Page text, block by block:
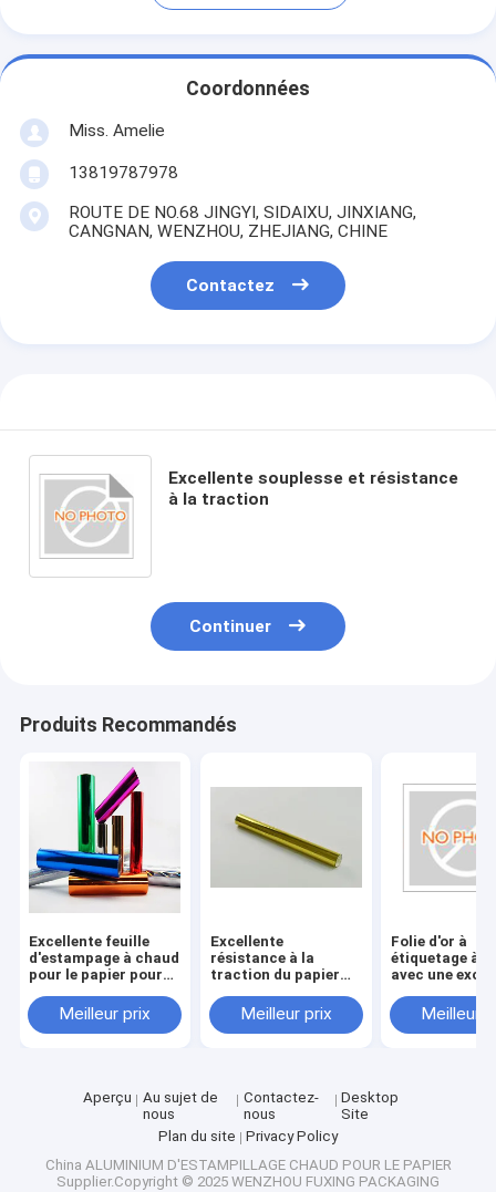
Coordonnées
Miss. Amelie
13819787978
ROUTE DE NO.68 JINGYI, SIDAIXU, JINXIANG,
CANGNAN, WENZHOU, ZHEJIANG, CHINE
Contactez
Excellente souplesse et résistance
à la traction
Continuer
Produits Recommandés
Excellente feuille
d'estampage à chaud
pour le papier pour
chaleur et sa
résistance à la
Meilleur prix
Excellente
résistance à la
traction du papier
spécifications
d'impression offset
Meilleur prix
Folie d'or à
étiquetage à
avec une
durabilité
Meilleur
Aperçu
Au sujet de
nous
Contactez-
nous
Desktop
Site
Plan du site
Privacy Policy
China ALUMINIUM D'ESTAMPILLAGE CHAUD POUR LE PAPIER
Supplier.Copyright © 2025 WENZHOU FUXING PACKAGING